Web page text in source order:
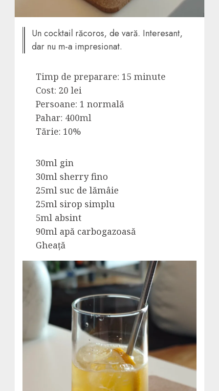
Un cocktail răcoros, de vară. Interesant,
dar nu m-a impresionat.
Timp de preparare: 15 minute
Cost: 20 lei
Persoane: 1 normală
Pahar: 400ml
Tărie: 10%
30ml gin
30ml sherry fino
25ml suc de lămâie
25ml sirop simplu
5ml absint
90ml apă carbogazoasă
Gheață